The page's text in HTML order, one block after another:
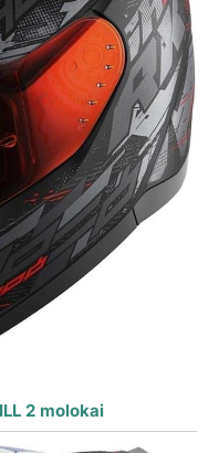
2 molokai